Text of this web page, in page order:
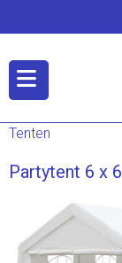
Tenten
Partytent 6 x 6